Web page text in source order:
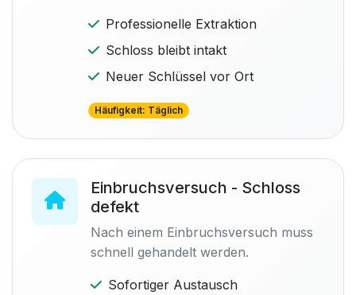
Professionelle Extraktion
Schloss bleibt intakt
Neuer Schlüssel vor Ort
Häufigkeit: Täglich
Einbruchsversuch - Schloss
defekt
Nach einem Einbruchsversuch muss
schnell gehandelt werden.
Sofortiger Austausch